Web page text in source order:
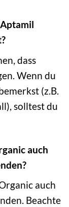
dass
Wenn du
(z.B.
solltest du
auch
auch
Beachte